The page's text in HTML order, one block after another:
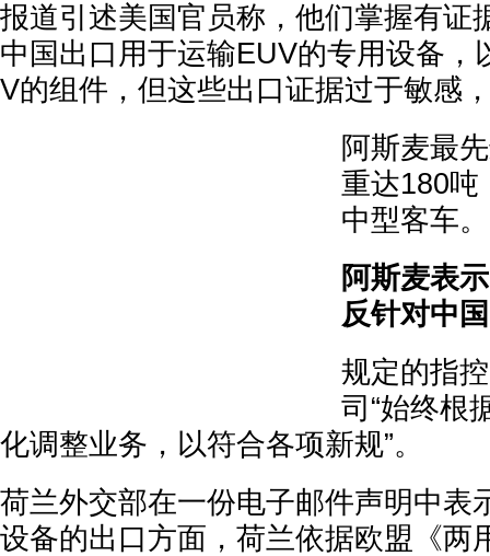
报道引述美国官员称，他们掌握有证
中国出口用于运输EUV的专用设备，
V的组件，但这些出口证据过于敏感
阿斯麦最
重达180吨
中型客车。
阿斯麦表
反针对中
规定的指
司“始终根
化调整业务，以符合各项新规”。
荷兰外交部在一份电子邮件声明中表
设备的出口方面，荷兰依据欧盟《两